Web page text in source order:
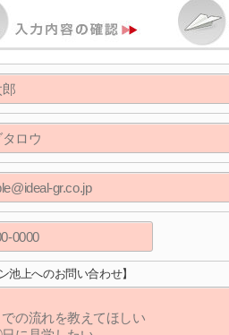
池上へのお問い合わせ】